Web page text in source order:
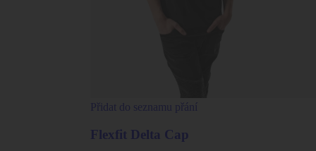
Přidat do seznamu přání
Flexfit Delta Cap